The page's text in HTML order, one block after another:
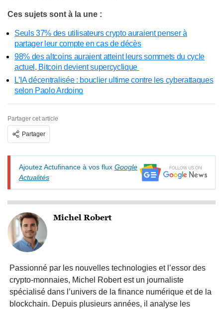
Ces sujets sont à la une :
Seuls 37% des utilisateurs crypto auraient penser à
partager leur compte en cas de décès
98% des altcoins auraient atteint leurs sommets du cycle
actuel, Bitcoin devient supercyclique
L’IA décentralisée : bouclier ultime contre les cyberattaques
selon Paolo Ardoino
Partager cet article
Partager
Ajoutez Actufinance à vos flux Google
Actualités
Michel Robert
Passionné par les nouvelles technologies et l’essor des
crypto-monnaies, Michel Robert est un journaliste
spécialisé dans l’univers de la finance numérique et de la
blockchain. Depuis plusieurs années, il analyse les